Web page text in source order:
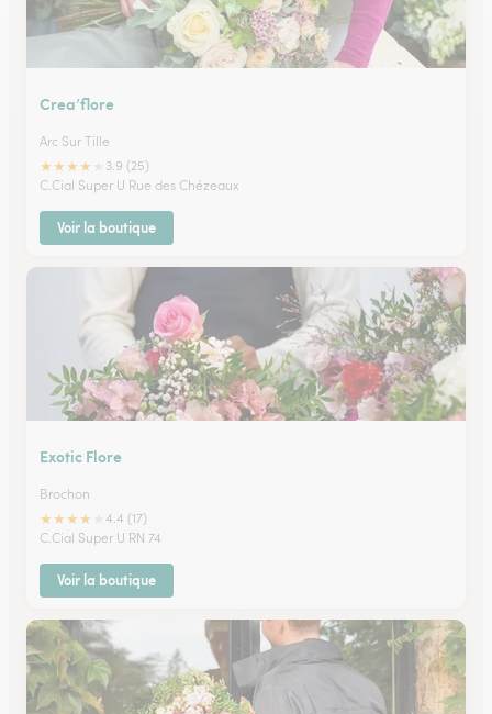
Crea’flore
Arc Sur Tille
★★★★
3.9 (25)
C.Cial Super U Rue des Chézeaux
Voir la boutique
Exotic Flore
Brochon
★★★★
4.4 (17)
C.Cial Super U RN 74
Voir la boutique